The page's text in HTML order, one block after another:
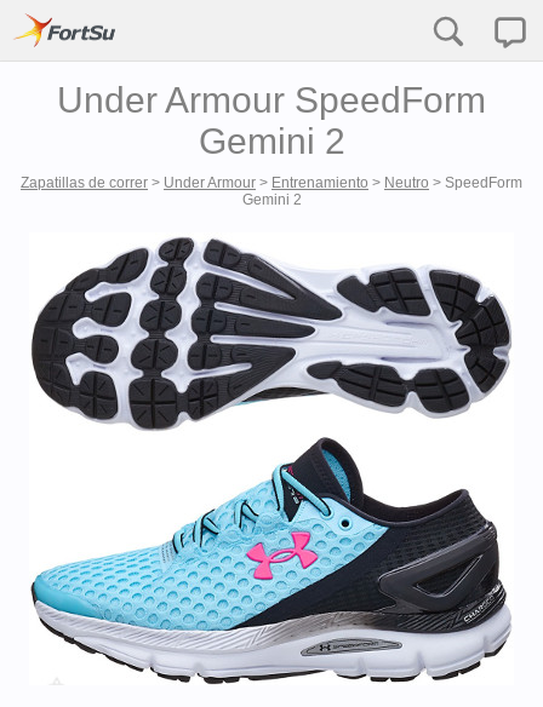
Under Armour SpeedForm
Gemini 2
Zapatillas de correr > Under Armour > Entrenamiento > Neutro > SpeedForm
Gemini 2